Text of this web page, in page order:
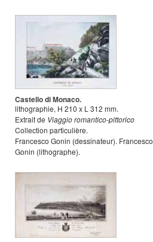
Castello di Monaco.
lithographie, H 210 x L312 mm.
Extrait de Viaggio romantico-pittorico
Collection particulière.
Francesco Gonin (dessinateur). Francesco
Gonin (lithographe).